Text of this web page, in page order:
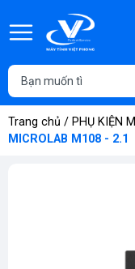
Trang chủ / PHỤ KIỆN
MICROLAB M108 - 2.1